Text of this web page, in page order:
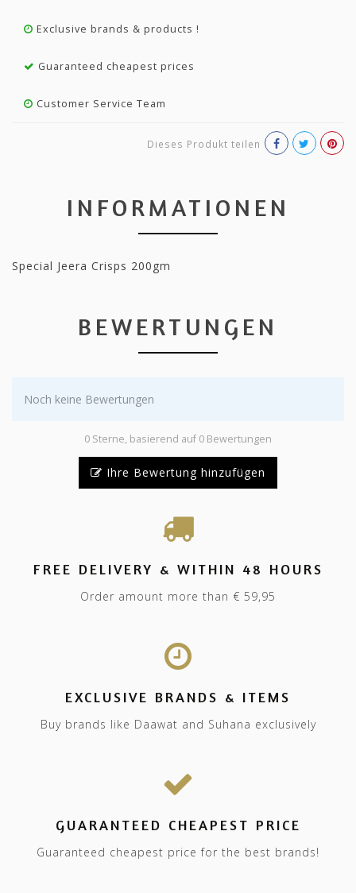
Exclusive brands & products !
Guaranteed cheapest prices
Customer Service Team
Dieses Produkt teilen
INFORMATIONEN
Special Jeera Crisps 200gm
BEWERTUNGEN
Noch keine Bewertungen
0 Sterne, basierend auf 0 Bewertungen
Ihre Bewertung hinzufügen
FREE DELIVERY & WITHIN 48 HOURS
Order amount more than € 59,95
EXCLUSIVE BRANDS & ITEMS
Buy brands like Daawat and Suhana exclusively
GUARANTEED CHEAPEST PRICE
Guaranteed cheapest price for the best brands!